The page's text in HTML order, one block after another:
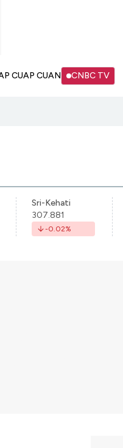
CUAP CUAN CNBC TV
Sri-Kehati
307.881
-0.02%